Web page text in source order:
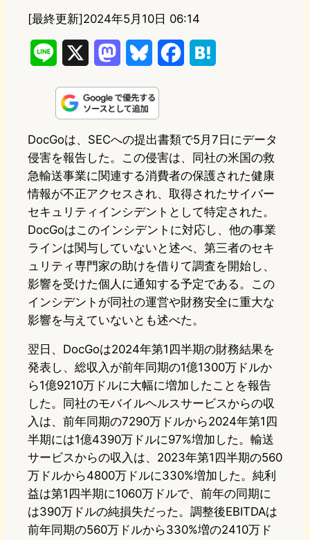
[最終更新]2024年5月10日 06:14
n
s
o
d
o
n
u
s
k
y
o
o
k
e
n
a
DocGoは、SECへの提出書類で5月7日にデータ
侵害を報告した。この侵害は、同社の米国の救
急輸送事業に関連する消費者の保護された健康
情報が不正アクセスされ、取得されたサイバー
セキュリティインシデントとして特定された。
DocGoはこのインシデントに対応し、他の事業
ラインは関与していないと述べ、第三者のセキ
ュリティ専門家の助けを借りて調査を開始し、
影響を受けた個人に通知する予定である。この
インシデントが同社の運営や財務安全に重大な
影響を与えていないとも述べた。
翌日、DocGoは2024年第1四半期の財務結果を
発表し、総収入が前年同期の1億1300万ドルか
ら1億9210万ドルに大幅に増加したことを報告
した。同社のモバイルヘルスサービスからの収
入は、前年同期の7290万ドルから2024年第1四
半期には1億4390万ドルに97%増加した。輸送
サービスからの収入は、2023年第1四半期の560
万ドルから4800万ドルに330%増加した。純利
益は第1四半期に1060万ドルで、前年の同期に
は390万ドルの純損失だった。調整後EBITDAは
前年同期の560万ドルから330%増の2410万ド